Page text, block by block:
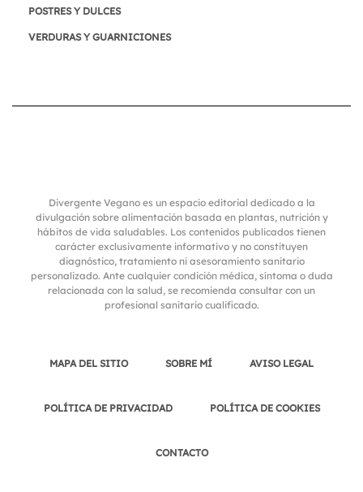
POSTRES Y DULCES
VERDURAS Y GUARNICIONES
Divergente Vegano es un espacio editorial dedicado a la
divulgación sobre alimentación basada en plantas, nutrición y
hábitos de vida saludables. Los contenidos publicados tienen
carácter exclusivamente informativo y no constituyen
diagnóstico, tratamiento ni asesoramiento sanitario
personalizado. Ante cualquier condición médica, síntoma o duda
relacionada con la salud, se recomienda consultar con un
profesional sanitario cualificado.
MAPA DEL SITIO SOBRE MÍ AVISO LEGAL
POLÍTICA DE PRIVACIDAD POLÍTICA DE COOKIES
CONTACTO